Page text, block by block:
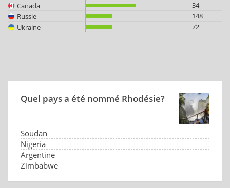
Canada
34
Russie
148
Ukraine
72
Quel pays a été nommé Rhodésie?
Soudan
Nigeria
Argentine
Zimbabwe